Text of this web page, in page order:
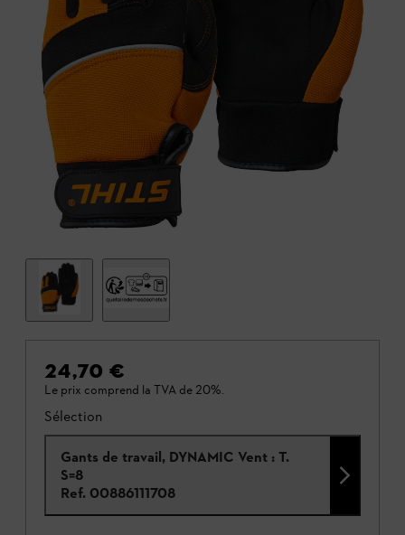
24,70 €
Le prix comprend la TVA de 20%.
Sélection
Gants de travail, DYNAMIC Vent : T.
S=8
Ref. 00886111708